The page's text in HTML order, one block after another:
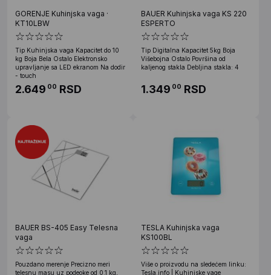
GORENJE Kuhinjska vaga ·
KT10LBW
Tip Kuhinjska vaga Kapacitet do 10
kg Boja Bela Ostalo Elektronsko
upravljanje sa LED ekranom Na dodir
- touch
2.649 00 RSD
BAUER Kuhinjska vaga KS 220
ESPERTO
Tip Digitalna Kapacitet 5kg Boja
Višebojna Ostalo Površina od
kaljenog stakla Debljina stakla: 4
1.349 00 RSD
BAUER BS-405 Easy Telesna
vaga
Pouzdano merenje Precizno meri
telesnu masu uz podeoke od 0.1 kg,
TESLA Kuhinjska vaga
KS100BL
Više o proizvodu na sledećem linku:
Tesla.info | Kuhinjske vage